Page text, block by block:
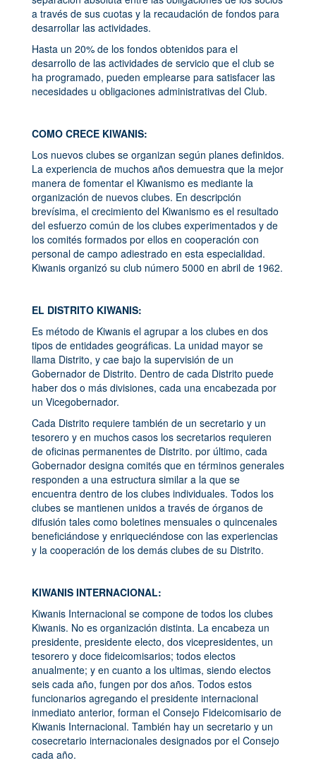
a través de sus cuotas y la recaudación de fondos para
desarrollar las actividades.
Hasta un 20% de los fondos obtenidos para el
desarrollo de las actividades de servicio que el club se
ha programado, pueden emplearse para satisfacer las
necesidades u obligaciones administrativas del Club.
COMO CRECE KIWANIS:
Los nuevos clubes se organizan según planes definidos.
La experiencia de muchos años demuestra que la mejor
manera de fomentar el Kiwanismo es mediante la
organización de nuevos clubes. En descripción
brevísima, el crecimiento del Kiwanismo es el resultado
del esfuerzo común de los clubes experimentados y de
los comités formados por ellos en cooperación con
personal de campo adiestrado en esta especialidad.
Kiwanis organizó su club número 5000 en abril de 1962.
EL DISTRITO KIWANIS:
Es método de Kiwanis el agrupar a los clubes en dos
tipos de entidades geográficas. La unidad mayor se
llama Distrito, y cae bajo la supervisión de un
Gobernador de Distrito. Dentro de cada Distrito puede
haber dos o más divisiones, cada una encabezada por
un Vicegobernador.
Cada Distrito requiere también de un secretario y un
tesorero y en muchos casos los secretarios requieren
de oficinas permanentes de Distrito. por último, cada
Gobernador designa comités que en términos generales
responden a una estructura similar a la que se
encuentra dentro de los clubes individuales. Todos los
clubes se mantienen unidos a través de órganos de
difusión tales como boletines mensuales o quincenales
beneficiándose y enriqueciéndose con las experiencias
y la cooperación de los demás clubes de su Distrito.
KIWANIS INTERNACIONAL:
Kiwanis Internacional se compone de todos los clubes
Kiwanis. No es organización distinta. La encabeza un
presidente, presidente electo, dos vicepresidentes, un
tesorero y doce fideicomisarios; todos electos
anualmente; y en cuanto a los ultimas, siendo electos
seis cada año, fungen por dos años. Todos estos
funcionarios agregando el presidente internacional
inmediato anterior, forman el Consejo Fideicomisario de
Kiwanis Internacional. También hay un secretario y un
cosecretario internacionales designados por el Consejo
cada año.